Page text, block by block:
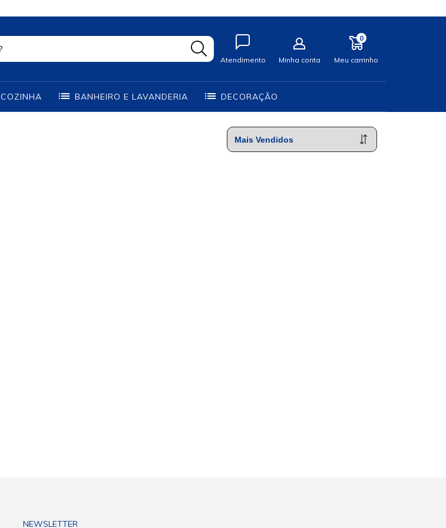
Atendimento Minha conta Meu carrinho
0
COZINHA BANHEIRO E LAVANDERIA DECORAÇÃO
NEWSLETTER